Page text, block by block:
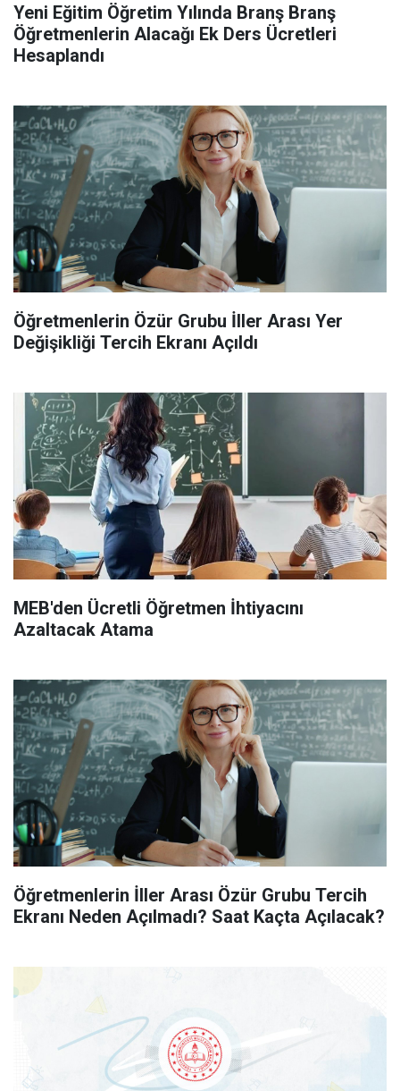
Yeni Eğitim Öğretim Yılında Branş Branş
Öğretmenlerin Alacağı Ek Ders Ücretleri
Hesaplandı
Öğretmenlerin Özür Grubu İller Arası Yer
Değişikliği Tercih Ekranı Açıldı
MEB'den Ücretli Öğretmen İhtiyacını
Azaltacak Atama
Öğretmenlerin İller Arası Özür Grubu Tercih
Ekranı Neden Açılmadı? Saat Kaçta Açılacak?